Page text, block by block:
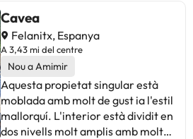
terrassa parcialment coberta, amb
barbacoa de construcció, al gran
saló-menjador amb televisió per
satèl·lit, DVD i caixa forta, que està
està equipada amb totes les
prestacions: vitroceràmica,
nevera/congelador, bullidor
Cavea
Felanitx, Espanya
A 3,43 mi del centre
Nou a Amimir
Aquesta propietat singular està
moblada amb molt de gust ia l'estil
mallorquí. L'interior està dividit en
dos nivells molt amplis amb molt